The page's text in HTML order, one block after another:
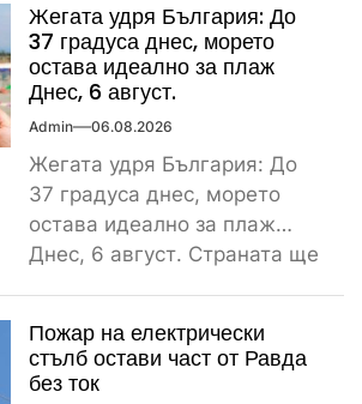
сутрин...
Жегата удря България: До
37 градуса днес, морето
остава идеално за плаж
Днес, 6 август.
Admin 06.08.2026
Жегата удря България: До
37 градуса днес, морето
остава идеално за плаж
Днес, 6 август. Страната ще
Пожар на електрически
стълб остави част от Равда
без ток